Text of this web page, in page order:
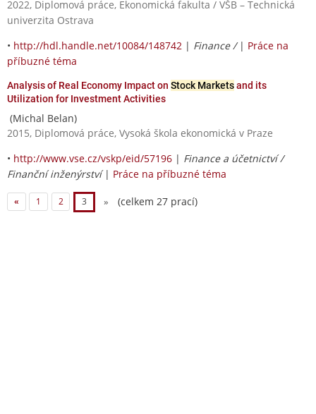
2022, Diplomová práce, Ekonomická fakulta / VŠB – Technická
univerzita Ostrava
• http://hdl.handle.net/10084/148742 | Finance / | Práce na
příbuzné téma
Analysis of Real Economy Impact on Stock Marketsand its
Utilization for Investment Activities
(Michal Belan)
2015, Diplomová práce, Vysoká škola ekonomická v Praze
• http://www.vse.cz/vskp/eid/57196 | Finance a účetnictví /
Finanční inženýrství| Práce na příbuzné téma
« 1 2 3 » (celkem 27 prací)